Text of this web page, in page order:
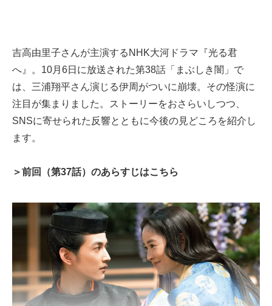
吉高由里子さんが主演するNHK大河ドラマ『光る君
へ』。10月6日に放送された第38話「まぶしき闇」で
は、三浦翔平さん演じる伊周がついに崩壊。その怪演に
注目が集まりました。ストーリーをおさらいしつつ、
SNSに寄せられた反響とともに今後の見どころを紹介し
ます。
＞前回（第37話）のあらすじはこちら